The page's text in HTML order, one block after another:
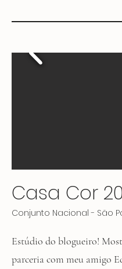
Casa Cor
Conjunto Nacional - São
Estúdio do blogueiro!
parceria com meu amigo